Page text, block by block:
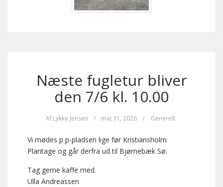
Næste fugletur bliver
den 7/6 kl. 10.00
Af Lykke Jensen / maj 31, 2026 / Generelt
Vi mødes p p-pladsen lige før Kristiansholm
Plantage og går derfra ud til Bjørnebæk Sø.
Tag gerne kaffe med.
Ulla Andreassen